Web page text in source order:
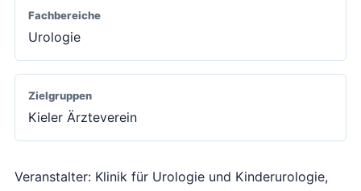
Fachbereiche
Urologie
Zielgruppen
Kieler Ärzteverein
Veranstalter: Klinik für Urologie und Kinderurologie,